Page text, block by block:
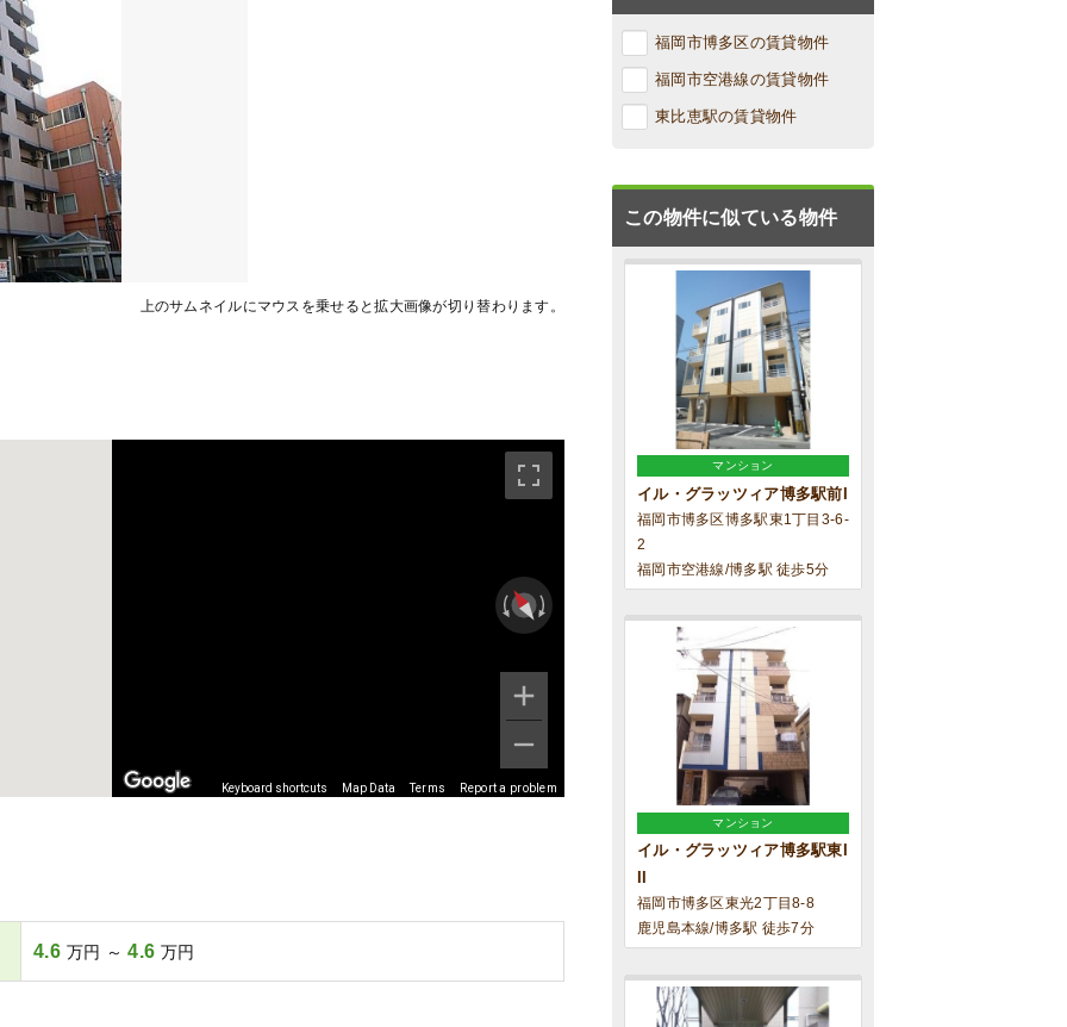
上のサムネイルにマウスを乗せると拡大画像が切り替わります。
Keyboard shortcuts Map Data Terms Report a problem
4.6 万円 ～4.6 万円
福岡市博多区の賃貸物件
福岡市空港線の賃貸物件
東比恵駅の賃貸物件
この物件に似ている物件
マンション
イル・グラッツィア博多駅前I
福岡市博多区博多駅東1丁目3-6-
2
福岡市空港線/博多駅 徒歩5分
マンション
イル・グラッツィア博多駅東I
福岡市博多区東光2丁目8-8
鹿児島本線/博多駅 徒歩7分